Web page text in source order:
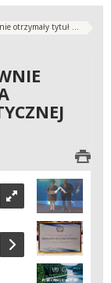
otrzymały tytuł ...